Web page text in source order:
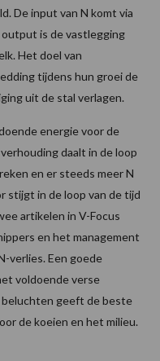
De input van N komt via
is de vastlegging
Het doel van
tijdens hun groei de
uit de stal verlagen.
energie voor de
daalt in de loop
en er steeds meer N
stijgt in de loop van de tijd
artikelen in V-Focus
en het management
verlies. Een goede
voldoende verse
geeft de beste
de koeien en het milieu.